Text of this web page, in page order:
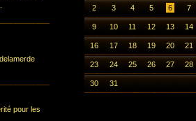
pour les
2 3 4 5 6 7
9 10 11 12 13 14
16 17 18 19 20 21
23 24 25 26 27 28
30 31